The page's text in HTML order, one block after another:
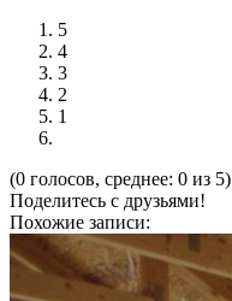
5
4
3
2
1
(0 голосов, среднее: 0 из 5)
Поделитесь с друзьями!
Похожие записи: